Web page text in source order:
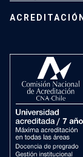
ACREDITACIÓN